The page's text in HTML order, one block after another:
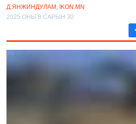
Д.ЯНЖИНДУЛАМ, IKON.MN
2025 ОНЫ 8 САРЫН 30